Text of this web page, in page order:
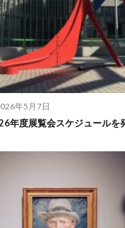
年5月7日
年度展覧会スケジュールを